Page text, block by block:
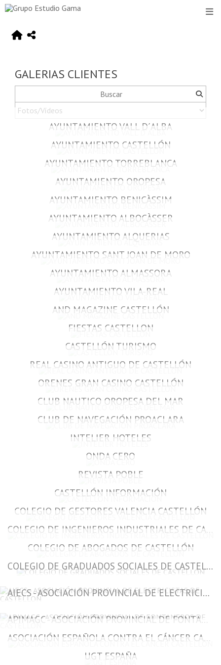
GALERIAS CLIENTES
AYUNTAMIENTO VALL D´ALBA
AYUNTAMIENTO CASTELLÓN
AYUNTAMIENTO TORREBLANCA
AYUNTAMIENTO OROPESA
AYUNTAMIENTO BENICÀSSIM
AYUNTAMIENTO ALBOCÀSSER
AYUNTAMIENTO ALQUERIAS
AYUNTAMIENTO SANT JOAN DE MORO
AYUNTAMIENTO ALMASSORA
AYUNTAMIENTO VILA-REAL
AND MAGAZINE CASTELLÓN
FIESTAS CASTELLON
CASTELLÓN TURISMO
REAL CASINO ANTIGUO DE CASTELLÓN
ORENES GRAN CASINO CASTELLÓN
CLUB NAUTICO OROPESA DEL MAR
CLUB DE NAVEGACIÓN PROACLARA
INTELIER HOTELES
ONDA CERO
REVISTA POBLE
CASTELLÓN INFORMACIÓN
COLEGIO DE GESTORES VALENCIA CASTELLÓN
COLEGIO DE INGENIEROS INDUSTRIALES DE CASTELLÓN
COLEGIO DE ABOGADOS DE CASTELLÓN
COLEGIO DE GRADUADOS SOCIALES DE CASTELLÓN
AIECS - ASOCIACIÓN PROVINCIAL DE ELECTRICISTAS DE CASTELLON
APIMAGC - ASOCIACIÓN PROVINCIAL DE FONTANEROS DE CASTELLON
ASOCIACIÓN ESPAÑOLA CONTRA EL CÁNCER CASTELLÓN
UGT ESPAÑA